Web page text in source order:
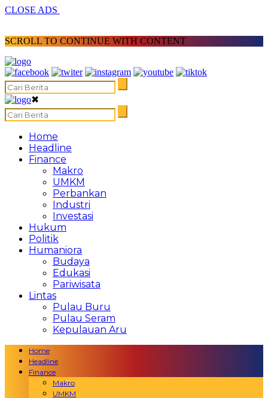
CLOSE ADS
SCROLL TO CONTINUE WITH CONTENT
✖
Home
Headline
Finance
Makro
UMKM
Perbankan
Industri
Investasi
Hukum
Politik
Humaniora
Budaya
Edukasi
Pariwisata
Lintas
Pulau Buru
Pulau Seram
Kepulauan Aru
Home
Headline
Finance
Makro
UMKM